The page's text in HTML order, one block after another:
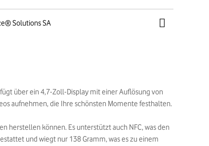
Solutions SA
über ein 4,7-Zoll-Display mit einer Auflösung von
aufnehmen, die Ihre schönsten Momente festhalten.
herstellen können. Es unterstützt auch NFC, was den
und wiegt nur 138 Gramm, was es zu einem